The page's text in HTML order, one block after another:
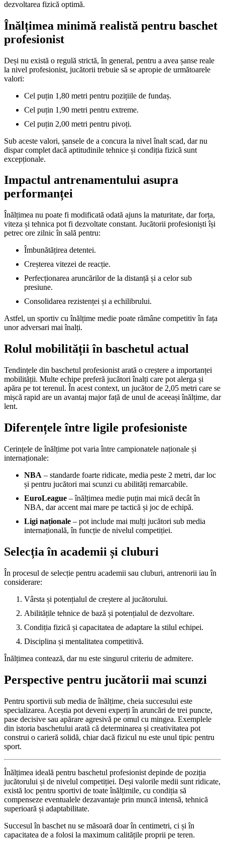
dezvoltarea fizică optimă.
Înălțimea minimă realistă pentru baschet
profesionist
Deși nu există o regulă strictă, în general, pentru a avea șanse reale
la nivel profesionist, jucătorii trebuie să se apropie de următoarele
valori:
Cel puțin 1,80 metri pentru pozițiile de fundaș.
Cel puțin 1,90 metri pentru extreme.
Cel puțin 2,00 metri pentru pivoți.
Sub aceste valori, șansele de a concura la nivel înalt scad, dar nu
dispar complet dacă aptitudinile tehnice și condiția fizică sunt
excepționale.
Impactul antrenamentului asupra
performanței
Înălțimea nu poate fi modificată odată ajuns la maturitate, dar forța,
viteza și tehnica pot fi dezvoltate constant. Jucătorii profesioniști își
petrec ore zilnic în sală pentru:
Îmbunătățirea detentei.
Creșterea vitezei de reacție.
Perfecționarea aruncărilor de la distanță și a celor sub
presiune.
Consolidarea rezistenței și a echilibrului.
Astfel, un sportiv cu înălțime medie poate rămâne competitiv în fața
unor adversari mai înalți.
Rolul mobilității în baschetul actual
Tendințele din baschetul profesionist arată o creștere a importanței
mobilității. Multe echipe preferă jucători înalți care pot alerga și
apăra pe tot terenul. În acest context, un jucător de 2,05 metri care se
mișcă rapid are un avantaj major față de unul de aceeași înălțime, dar
lent.
Diferențele între ligile profesioniste
Cerințele de înălțime pot varia între campionatele naționale și
internaționale:
NBA – standarde foarte ridicate, media peste 2 metri, dar loc
și pentru jucători mai scunzi cu abilități remarcabile.
EuroLeague – înălțimea medie puțin mai mică decât în
NBA, dar accent mai mare pe tactică și joc de echipă.
Ligi naționale – pot include mai mulți jucători sub media
internațională, în funcție de nivelul competiției.
Selecția în academii și cluburi
În procesul de selecție pentru academii sau cluburi, antrenorii iau în
considerare:
Vârsta și potențialul de creștere al jucătorului.
Abilitățile tehnice de bază și potențialul de dezvoltare.
Condiția fizică și capacitatea de adaptare la stilul echipei.
Disciplina și mentalitatea competitivă.
Înălțimea contează, dar nu este singurul criteriu de admitere.
Perspective pentru jucătorii mai scunzi
Pentru sportivii sub media de înălțime, cheia succesului este
specializarea. Aceștia pot deveni experți în aruncări de trei puncte,
pase decisive sau apărare agresivă pe omul cu mingea. Exemplele
din istoria baschetului arată că determinarea și creativitatea pot
construi o carieră solidă, chiar dacă fizicul nu este unul tipic pentru
sport.
Înălțimea ideală pentru baschetul profesionist depinde de poziția
jucătorului și de nivelul competiției. Deși valorile medii sunt ridicate,
există loc pentru sportivi de toate înălțimile, cu condiția să
compenseze eventualele dezavantaje prin muncă intensă, tehnică
superioară și adaptabilitate.
Succesul în baschet nu se măsoară doar în centimetri, ci și în
capacitatea de a folosi la maximum calitățile proprii pe teren.